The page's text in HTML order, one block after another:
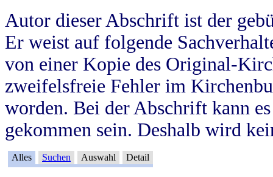
Autor dieser Abschrift ist der
Er weist auf folgende
von einer Kopie des Original-
zweifelsfreie Fehler im
worden. Bei der Abschrift kann
gekommen sein. Deshalb wird
Alles Suchen Auswahl Detail